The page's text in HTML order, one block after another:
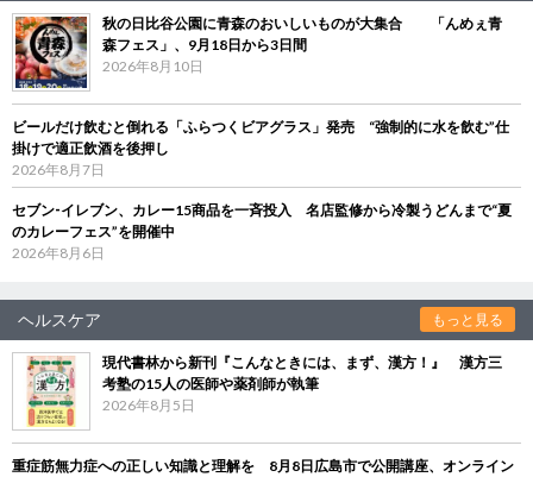
秋の日比谷公園に青森のおいしいものが大集合 「んめぇ青
森フェス」、9月18日から3日間
2026年8月10日
ビールだけ飲むと倒れる「ふらつくビアグラス」発売 “強制的に水を飲む”仕
掛けで適正飲酒を後押し
2026年8月7日
セブン‐イレブン、カレー15商品を一斉投入 名店監修から冷製うどんまで“夏
のカレーフェス”を開催中
2026年8月6日
ヘルスケア もっと見る
現代書林から新刊『こんなときには、まず、漢方！』 漢方三
考塾の15人の医師や薬剤師が執筆
2026年8月5日
重症筋無力症への正しい知識と理解を 8月8日広島市で公開講座、オンライン